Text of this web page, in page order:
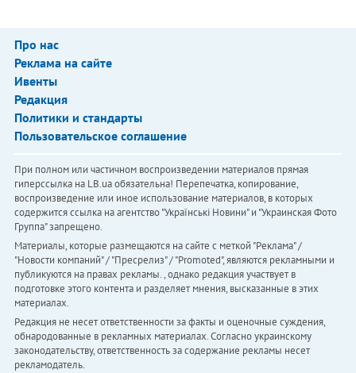
Про нас
Реклама на сайте
Ивенты
Редакция
Политики и стандарты
Пользовательское соглашение
При полном или частичном воспроизведении материалов прямая
гиперссылка на LB.ua обязательна! Перепечатка, копирование,
воспроизведение или иное использование материалов, в которых
содержится ссылка на агентство "Українськi Новини" и "Украинская Фото
Группа" запрещено.
Материалы, которые размещаются на сайте с меткой "Реклама" /
"Новости компаний" / "Пресрелиз" / "Promoted", являются рекламными и
публикуются на правах рекламы. , однако редакция участвует в
подготовке этого контента и разделяет мнения, высказанные в этих
материалах.
Редакция не несет ответственности за факты и оценочные суждения,
обнародованные в рекламных материалах. Согласно украинскому
законодательству, ответственность за содержание рекламы несет
рекламодатель.